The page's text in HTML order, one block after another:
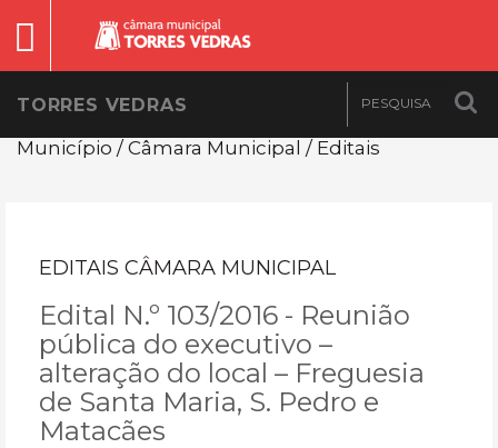
TORRES VEDRAS
Município / Câmara Municipal / Editais
EDITAIS CÂMARA MUNICIPAL
Edital N.º 103/2016 - Reunião
pública do executivo –
alteração do local – Freguesia
de Santa Maria, S. Pedro e
Matacães